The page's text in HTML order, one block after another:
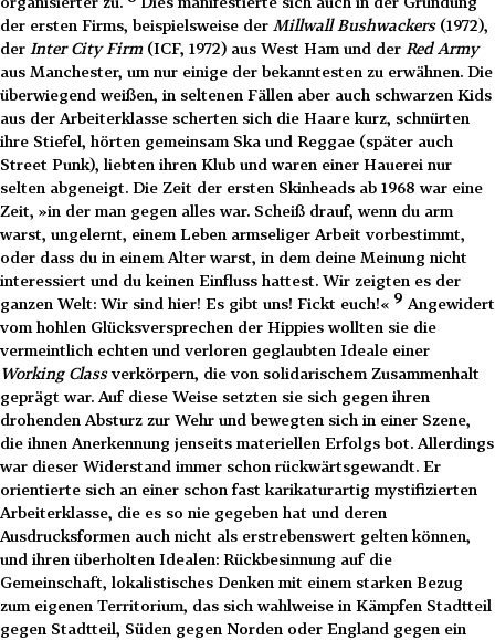
der ersten Firms, beispielsweise der Millwall Bushwackers(1972),
der Inter City Firm(ICF, 1972) aus West Ham und der Red Army
aus Manchester, um nur einige der bekanntesten zu erwähnen. Die
überwiegend weißen, in seltenen Fällen aber auch schwarzen Kids
aus der Arbeiterklasse scherten sich die Haare kurz, schnürten
ihre Stiefel, hörten gemeinsam Ska und Reggae (später auch
Street Punk), liebten ihren Klub und waren einer Hauerei nur
selten abgeneigt. Die Zeit der ersten Skinheads ab 1968 war eine
Zeit, »in der man gegen alles war. Scheiß drauf, wenn du arm
warst, ungelernt, einem Leben armseliger Arbeit vorbestimmt,
oder dass du in einem Alter warst, in dem deine Meinung nicht
interessiert und du keinen Einfluss hattest. Wir zeigten es der
ganzen Welt: Wir sind hier! Es gibt uns! Fickt euch!« 9 Angewidert
vom hohlen Glücksversprechen der Hippies wollten sie die
vermeintlich echten und verloren geglaubten Ideale einer
Working Classverkörpern, die von solidarischem Zusammenhalt
geprägt war. Auf diese Weise setzten sie sich gegen ihren
drohenden Absturz zur Wehr und bewegten sich in einer Szene,
die ihnen Anerkennung jenseits materiellen Erfolgs bot. Allerdings
war dieser Widerstand immer schon rückwärtsgewandt. Er
orientierte sich an einer schon fast karikaturartig mystifizierten
Arbeiterklasse, die es so nie gegeben hat und deren
Ausdrucksformen auch nicht als erstrebenswert gelten können,
und ihren überholten Idealen: Rückbesinnung auf die
Gemeinschaft, lokalistisches Denken mit einem starken Bezug
zum eigenen Territorium, das sich wahlweise in Kämpfen Stadtteil
gegen Stadtteil, Süden gegen Norden oder England gegen ein